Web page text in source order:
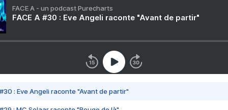
FACE A - un podcast Purecharts
FACE A #30 : Eve Angeli raconte "Avant de partir"
#30 : Eve Angeli raconte "Avant de partir"